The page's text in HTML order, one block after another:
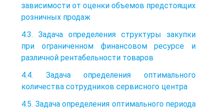
зависимости от оценки объемов предстоящих
розничных продаж
4.3. Задача определения структуры закупки
при ограниченном финансовом ресурсе и
различной рентабельности товаров
4.4. Задача определения оптимального
количества сотрудников сервисного центра
4.5. Задача определения оптимального периода